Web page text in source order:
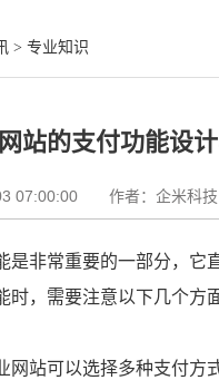
专业知识
站的支付功能设
03 07:00:00作者：企米科
是非常重要的一部分，它
时，需要注意以下几个方面
网站可以选择多种支付方